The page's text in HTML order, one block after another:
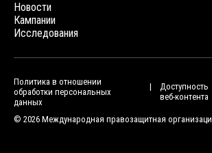
Новости
Кампании
Исследования
Политика в отношении
обработки персональных
данных
Доступность
веб-контента
© 2026 Международная правозащитная